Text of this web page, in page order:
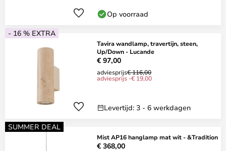
Op voorraad
- 16 % EXTRA
Tavira wandlamp, travertijn, steen,
Up/Down - Lucande
€ 97,00
adviesprijs€ 116,00
adviesprijs -€ 19,00
Levertijd: 3 - 6 werkdagen
SUMMER DEAL
Mist AP16 hanglamp mat wit - &Tradition
€ 368,00